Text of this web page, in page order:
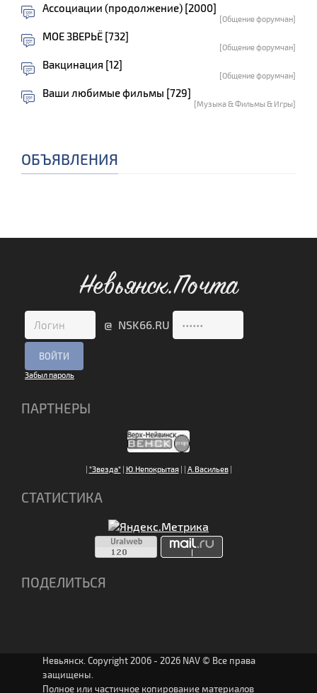
Ассоциации (продолжение) [2000]
[Общение форумчан]
МОЕ ЗВЕРЬЁ [732]
[Общение форумчан]
Вакцинация [12]
[Общение форумчан]
Ваши любимые фильмы [729]
[Музыка & Фильмы & Игры]
ОБЪЯВЛЕНИЯ
Невьянск.Почта
@ NSK66.RU
Забыл пароль
ПАРТНЕРЫ
| "Звезда"| Ю.Непокрытая| | А.Васильев|
СТАТИСТИКА
ПОДЕЛИТЬСЯ
Невьянск. Copyright 2006 - 2026 NAV © Все права
защищены.
Полное или частичное копирование материалов